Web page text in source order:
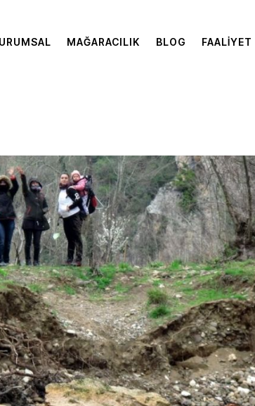
MAĞARACILIK BLOG FAALIYET